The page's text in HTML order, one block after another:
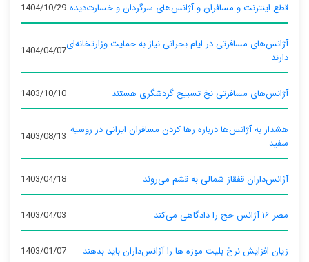
قطع اینترنت و مسافران و آژانس‌های سرگردان و خسارت‌دیده 1404/10/29
آژانس‌های مسافرتی در ایام بحرانی نیاز به حمایت وزارتخانه‌ای
دارند
1404/04/07
آژانس‌های مسافرتی نخ تسبیح گردشگری هستند 1403/10/10
هشدار به آژانس‌ها درباره رها کردن مسافران ایرانی در روسیه
سفید
1403/08/13
آژانس‌داران قفقاز شمالی به قشم می‌روند 1403/04/18
مصر ۱۶ آژانس حج را دادگاهی می‌کند 1403/04/03
زیان افزایش نرخ بلیت موزه ها را آژانس‌داران باید بدهند 1403/01/07